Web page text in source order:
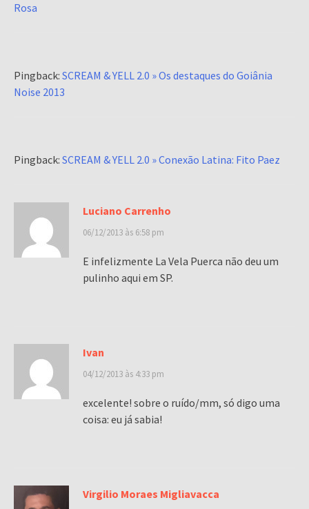
Rosa
Pingback: SCREAM & YELL 2.0 » Os destaques do Goiânia
Noise 2013
Pingback: SCREAM & YELL 2.0 » Conexão Latina: Fito Paez
Luciano Carrenho
06/12/2013 às 6:58 pm
E infelizmente La Vela Puerca não deu um
pulinho aqui em SP.
Ivan
04/12/2013 às 4:33 pm
excelente! sobre o ruído/mm, só digo uma
coisa: eu já sabia!
Virgilio Moraes Migliavacca